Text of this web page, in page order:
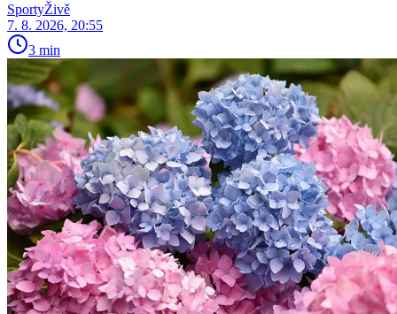
SportyŽivě
7. 8. 2026, 20:55
3 min